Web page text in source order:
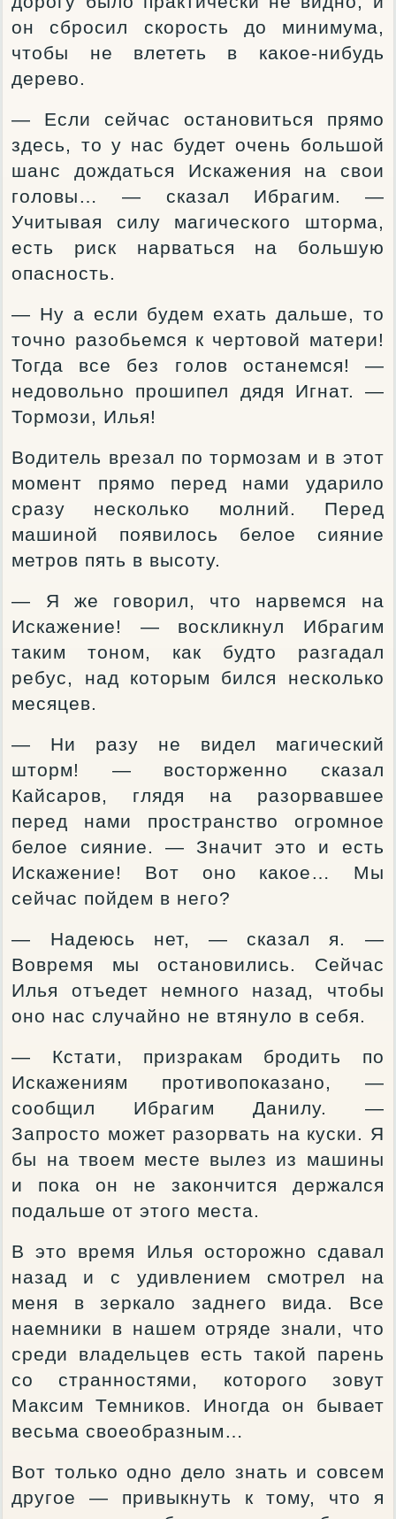
он сбросил скорость до минимума,
чтобы не влететь в какое-нибудь
дерево.
— Если сейчас остановиться прямо
здесь, то у нас будет очень большой
шанс дождаться Искажения на свои
головы… — сказал Ибрагим. —
Учитывая силу магического шторма,
есть риск нарваться на большую
опасность.
— Ну а если будем ехать дальше, то
точно разобьемся к чертовой матери!
Тогда все без голов останемся! —
недовольно прошипел дядя Игнат. —
Тормози, Илья!
Водитель врезал по тормозам и в этот
момент прямо перед нами ударило
сразу несколько молний. Перед
машиной появилось белое сияние
метров пять в высоту.
— Я же говорил, что нарвемся на
Искажение! — воскликнул Ибрагим
таким тоном, как будто разгадал
ребус, над которым бился несколько
месяцев.
— Ни разу не видел магический
шторм! — восторженно сказал
Кайсаров, глядя на разорвавшее
перед нами пространство огромное
белое сияние. — Значит это и есть
Искажение! Вот оно какое… Мы
сейчас пойдем в него?
— Надеюсь нет, — сказал я. —
Вовремя мы остановились. Сейчас
Илья отъедет немного назад, чтобы
оно нас случайно не втянуло в себя.
— Кстати, призракам бродить по
Искажениям противопоказано, —
сообщил Ибрагим Данилу. —
Запросто может разорвать на куски. Я
бы на твоем месте вылез из машины
и пока он не закончится держался
подальше от этого места.
В это время Илья осторожно сдавал
назад и с удивлением смотрел на
меня в зеркало заднего вида. Все
наемники в нашем отряде знали, что
среди владельцев есть такой парень
со странностями, которого зовут
Максим Темников. Иногда он бывает
весьма своеобразным…
Вот только одно дело знать и совсем
другое — привыкнуть к тому, что я